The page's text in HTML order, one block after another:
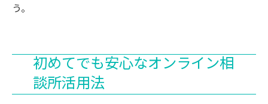
う。
初めてでも安心なオンライン相
談所活用法